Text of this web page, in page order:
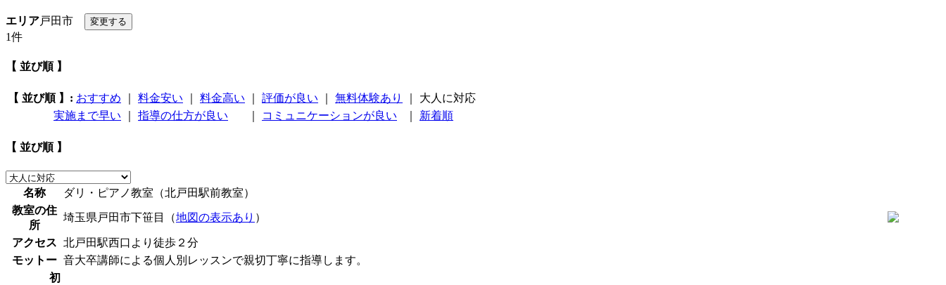
エリア戸田市
1件
【 並び順 】
【 並び順 】: おすすめ 料金安い 料金高い 評価が良い 無料体験あり
大人に対応
実施まで早い
指導の仕方が良い コミュニケーションが良い 新着順
【 並び順 】
名称
ダリ・ピアノ教室（北戸田駅前教室）
教室の住
所
埼玉県戸田市下笹目（地図の表示あり ）
アクセス 北戸田駅西口より徒歩２分
モットー 音大卒講師による個人別レッスンで親切丁寧に指導します。
初